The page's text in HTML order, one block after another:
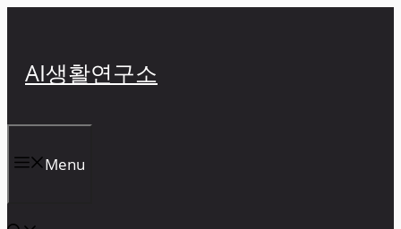
너
기
AI생활연구소
Menu